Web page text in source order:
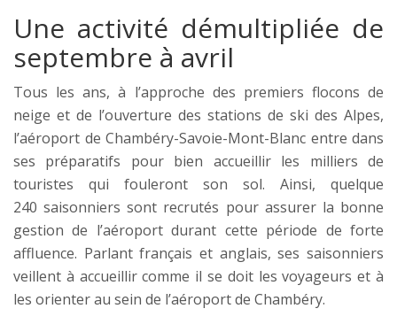
Une activité démultipliée de
septembre à avril
Tous les ans, à l’approche des premiers flocons de
neige et de l’ouverture des stations de ski des Alpes,
l’aéroport de Chambéry-Savoie-Mont-Blanc entre dans
ses préparatifs pour bien accueillir les milliers de
touristes qui fouleront son sol. Ainsi, quelque
240 saisonniers sont recrutés pour assurer la bonne
gestion de l’aéroport durant cette période de forte
affluence. Parlant français et anglais, ses saisonniers
veillent à accueillir comme il se doit les voyageurs et à
les orienter au sein de l’aéroport de Chambéry.